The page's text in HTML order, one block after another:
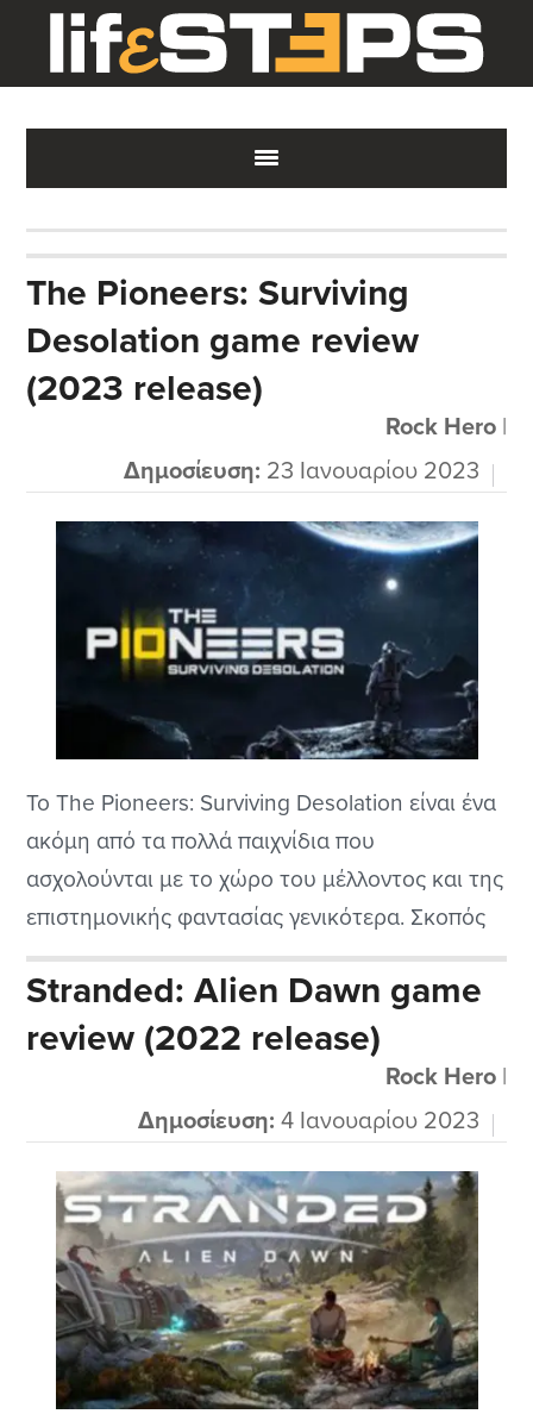
main
content
primary
sidebar
footer
The Pioneers: Surviving
Desolation game review
(2023 release)
Rock Hero|
Δημοσίευση: 23 Ιανουαρίου 2023
To The Pioneers: Surviving Desolation είναι ένα
ακόμη από τα πολλά παιχνίδια που
ασχολούνται με το χώρο του μέλλοντος και της
επιστημονικής φαντασίας γενικότερα. Σκοπός
μας είναι να φτιάξουμε μια διαστημική
αποστολή από επιστήμονες που θα σταλούν σε
κάποιο πλανήτη όπου θα χτίζουν μια βάση για
αυτούς και θα προσπαθήσουν να επιβιώσουν
μέσα σε αντίξοες...
Stranded: Alien Dawn game
review (2022 release)
Rock Hero|
Δημοσίευση: 4 Ιανουαρίου 2023